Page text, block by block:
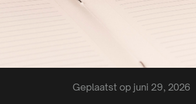
Geplaatst op juni 29, 2026